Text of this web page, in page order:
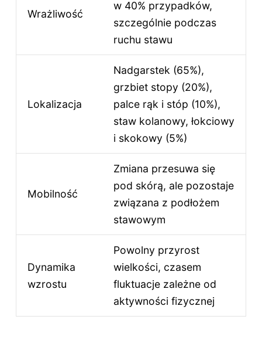
Wrażliwość
w 40% przypadków,
szczególnie podczas
ruchu stawu
Lokalizacja
Nadgarstek (65%),
grzbiet stopy (20%),
palce rąk i stóp (10%),
staw kolanowy, łokciowy
i skokowy (5%)
Mobilność
Zmiana przesuwa się
pod skórą, ale pozostaje
związana z podłożem
stawowym
Dynamika
wzrostu
Powolny przyrost
wielkości, czasem
fluktuacje zależne od
aktywności fizycznej